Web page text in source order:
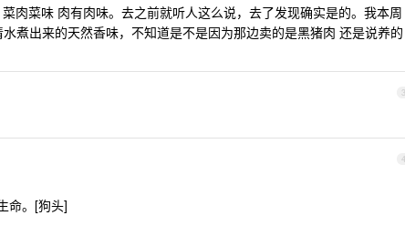
肉菜味 肉有肉味。去之前就听人这么说，去了发现确实是的。我本周
煮出来的天然香味，不知道是不是因为那边卖的是黑猪肉 还是说养的
3
4
命。[狗头]